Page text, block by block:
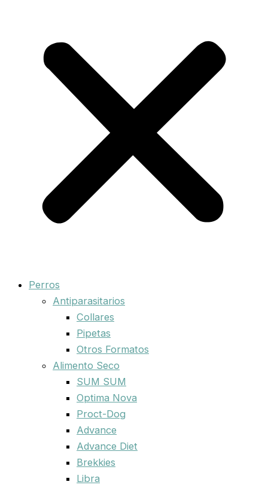
Perros
Antiparasitarios
Collares
Pipetas
Otros Formatos
Alimento Seco
SUM SUM
Optima Nova
Proct-Dog
Advance
Advance Diet
Brekkies
Libra